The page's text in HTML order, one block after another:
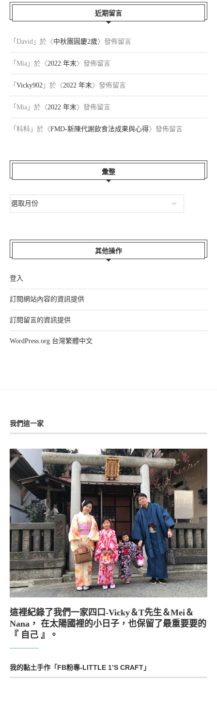
近期留言
「 David 」於〈中秋團圓慶2歲〉發佈留言
「 Mia 」於〈2022 年末〉發佈留言
「 Vicky902 」於〈2022 年末〉發佈留言
「 Mia 」於〈2022 年末〉發佈留言
「 科科 」於〈FMD-新陳代謝飲食法成果與心得〉發佈留言
彙整
其他操作
登入
訂閱網站內容的資訊提供
訂閱留言的資訊提供
WordPress.org 台灣繁體中文
我們這一家
這裡紀錄了我們一家四口-Vicky＆T先生＆Mei＆
Nana， 在太陽國裡的小日子，也保留了最重要要的
『 自己 』。
我的黏土手作「FB粉專-LITTLE 1’S CRAFT」